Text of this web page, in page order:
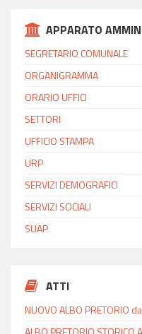
APPARATO
SEGRETARIO COMUNALE
ORGANIGRAMMA
ORARIO UFFICI
SETTORI
UFFICIO STAMPA
URP
SERVIZI DEMOGRAFICI
SERVIZI SOCIALI
SUAP
ATTI
NUOVO ALBO PRETORIO